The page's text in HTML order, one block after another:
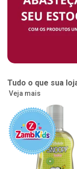
Tudo o que sua
Veja mais